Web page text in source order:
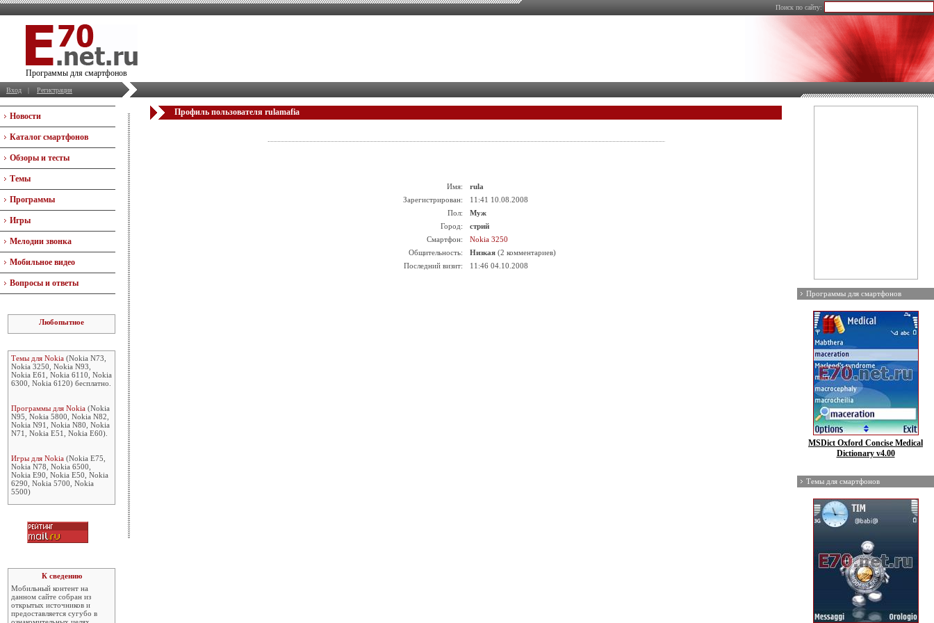
Поиск по сайту:
Программы для смартфонов
Вход | Регистрация
Новости
Каталог смартфонов
Обзоры и тесты
Темы
Программы
Игры
Мелодии звонка
Мобильное видео
Вопросы и ответы
Любопытное
Темы для Nokia (Nokia N73,
Nokia 3250, Nokia N93,
Nokia E61, Nokia 6110, Nokia
6300, Nokia 6120) бесплатно.
Программы для Nokia (Nokia
N95, Nokia 5800, Nokia N82,
Nokia N91, Nokia N80, Nokia
N71, Nokia E51, Nokia E60).
Игры для Nokia (Nokia E75,
Nokia N78, Nokia 6500,
Nokia E90, Nokia E50, Nokia
6290, Nokia 5700, Nokia
5500)
К сведению
Мобильный контент на
данном сайте собран из
открытых источников и
предоставляется сугубо в
Профиль пользователя rulamafia
Имя:
rula
Зарегистрирован:
11:41 10.08.2008
Пол:
Муж
Город:
стрий
Смартфон:
Nokia 3250
Общительность:
Низкая (2 комментариев)
Последний визит:
11:46 04.10.2008
Программы для смартфонов
MSDict Oxford Concise Medical
Dictionary v4.00
Темы для смартфонов